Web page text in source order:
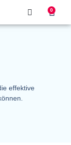
0
effektive